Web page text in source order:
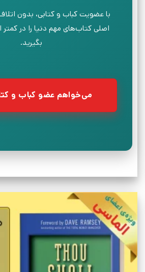
با عضویت کباب و کتابی، بدون
بگیرید.
می‌خواهم عضو کباب و